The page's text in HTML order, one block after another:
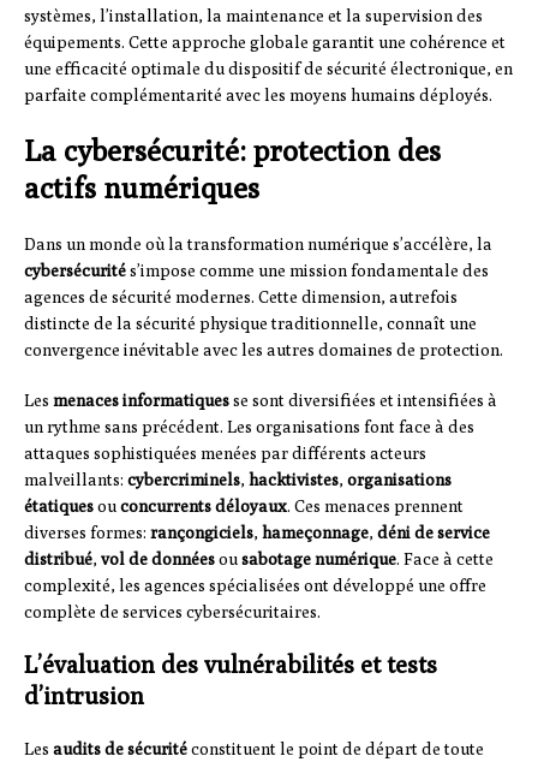
systèmes, l’installation, la maintenance et la supervision des
équipements. Cette approche globale garantit une cohérence et
une efficacité optimale du dispositif de sécurité électronique, en
parfaite complémentarité avec les moyens humains déployés.
La cybersécurité: protection des
actifs numériques
Dans un monde où la transformation numérique s’accélère, la
cybersécurités’impose comme une mission fondamentale des
agences de sécurité modernes. Cette dimension, autrefois
distincte de la sécurité physique traditionnelle, connaît une
convergence inévitable avec les autres domaines de protection.
Les menaces informatiquesse sont diversifiées et intensifiées à
un rythme sans précédent. Les organisations font face à des
attaques sophistiquées menées par différents acteurs
malveillants: cybercriminels, hacktivistes, organisations
étatiquesouconcurrents déloyaux. Ces menaces prennent
diverses formes: rançongiciels, hameçonnage, déni de service
distribué, vol de donnéesousabotage numérique. Face à cette
complexité, les agences spécialisées ont développé une offre
complète de services cybersécuritaires.
L’évaluation des vulnérabilités et tests
d’intrusion
Les audits de sécuritéconstituent le point de départ de toute